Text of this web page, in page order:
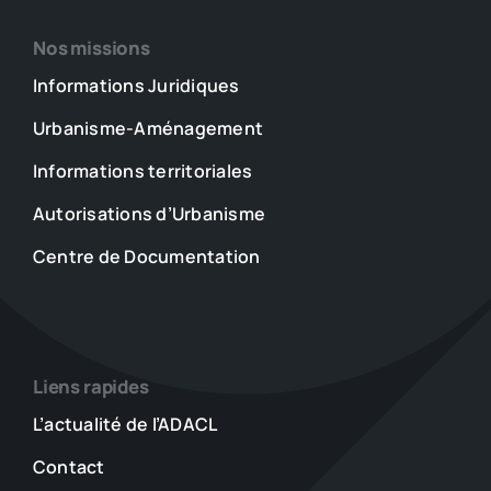
Nos missions
Informations Juridiques
Urbanisme-Aménagement
Informations territoriales
Autorisations d’Urbanisme
Centre de Documentation
Liens rapides
L’actualité de l’ADACL
Contact